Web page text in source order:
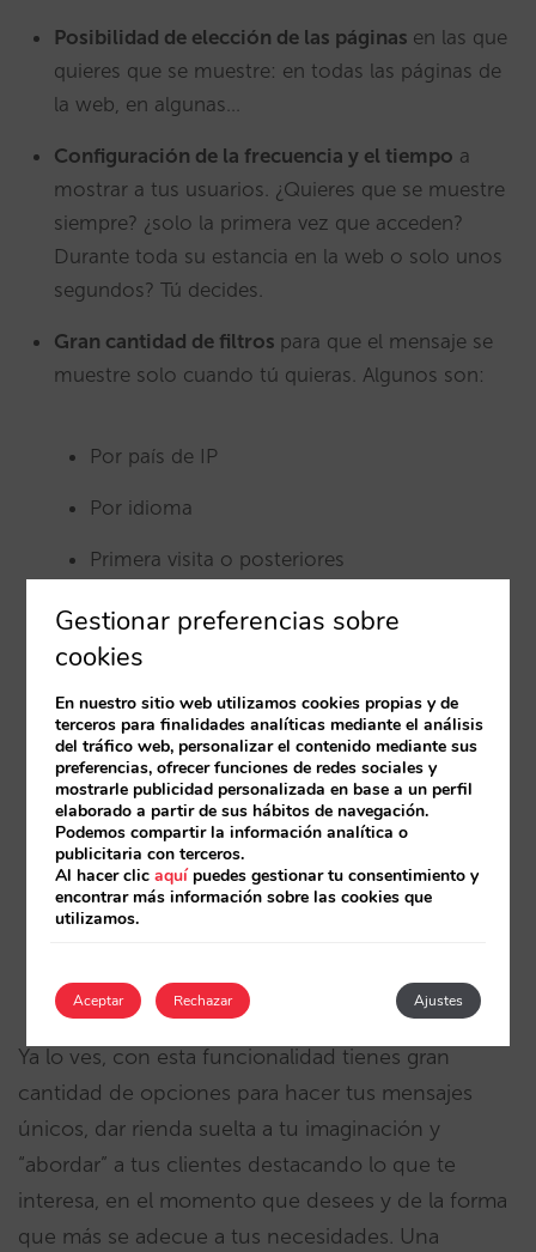
Posibilidad de elección de las páginas en las que
quieres que se muestre: en todas las páginas de
la web, en algunas…
Configuración de la frecuencia y el tiempo a
mostrar a tus usuarios. ¿Quieres que se muestre
siempre? ¿solo la primera vez que acceden?
Durante toda su estancia en la web o solo unos
segundos? Tú decides.
Gran cantidad de filtros para que el mensaje se
muestre solo cuando tú quieras. Algunos son:
Por país de IP
Por idioma
Primera visita o posteriores
Durante unas fechas u otras
Si ha consultado el usuario disponibilidad
para unas fechas determinadas
Solo los días X de la semana
Solo a determinadas horas
Por tipo de dispositivo
Por número de días o de habitaciones que
…
Ya lo ves, con esta funcionalidad tienes gran
cantidad de opciones para hacer tus mensajes
únicos, dar rienda suelta a tu imaginación y
“abordar” a tus clientes destacando lo que te
interesa, en el momento que desees y de la forma
que más se adecue a tus necesidades. Una
Gestionar preferencias sobre
cookies
En nuestro sitio web utilizamos cookies propias y de
terceros para finalidades analíticas mediante el análisis
del tráfico web, personalizar el contenido mediante sus
preferencias, ofrecer funciones de redes sociales y
mostrarle publicidad personalizada en base a un perfil
elaborado a partir de sus hábitos de navegación.
Podemos compartir la información analítica o
publicitaria con terceros.
Al hacer clicaquípuedes gestionar tu consentimiento y
encontrar más información sobre las cookies que
utilizamos.
Aceptar Ajustes
Rechazar